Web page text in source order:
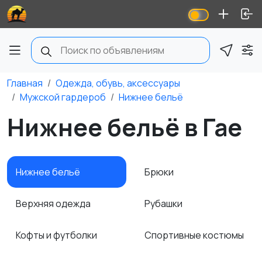
Главная
Одежда, обувь, аксессуары
Мужской гардероб
Нижнее бельё
Нижнее бельё в Гае
Нижнее бельё
Верхняя одежда
Кофты и футболки
Брюки
Рубашки
Спортивные костюмы